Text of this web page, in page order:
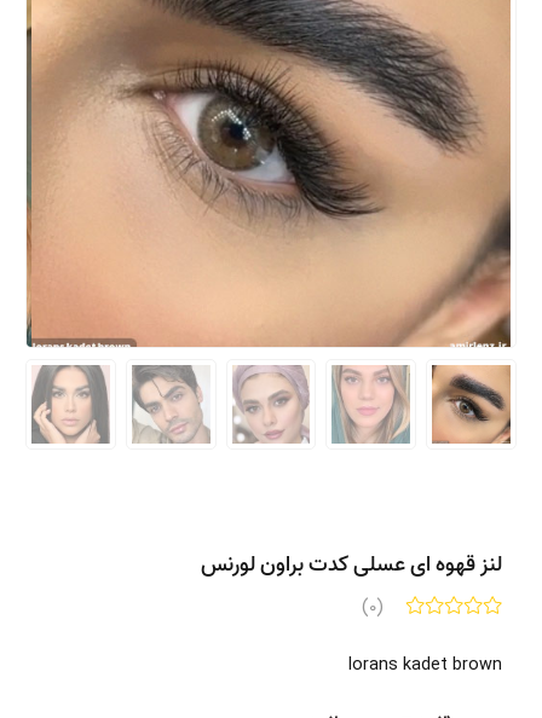
لنز قهوه ای عسلی کدت براون لورنس
(0)
lorans kadet brown